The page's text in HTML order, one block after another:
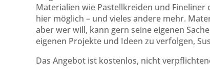
Materialien wie Pastellkreiden und
hier möglich – und vieles andere mehr.
aber wer will, kann gern seine eigenen
eigenen Projekte und Ideen zu verfolgen,
Das Angebot ist kostenlos, nicht